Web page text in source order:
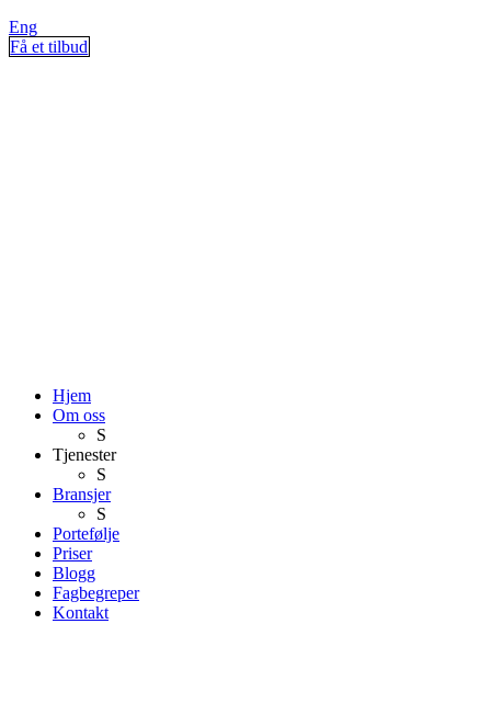
Eng
Få et tilbud
Hjem
Om oss
S
Tjenester
S
Bransjer
S
Portefølje
Priser
Blogg
Fagbegreper
Kontakt